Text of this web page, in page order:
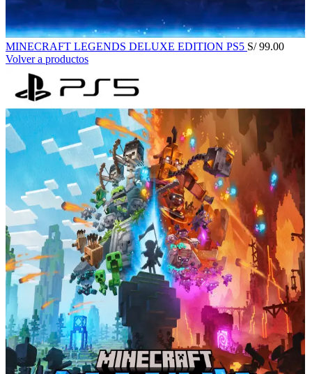
MINECRAFT LEGENDS DELUXE EDITION PS5 S/99.00
Volver a productos